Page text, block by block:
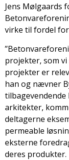
Jens Mølgaards
virke til fordel
projekter, som
projekter er
han og nævner
arkitekter,
deltagerne
permeable
eksterne
deres produkter.